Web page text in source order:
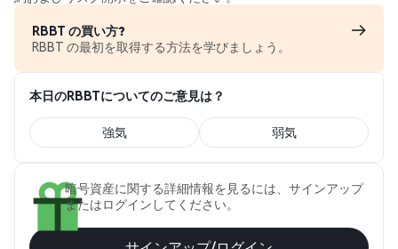
RBBT の買い方?
RBBT の最初を取得する方法を学びましょう。
本日のRBBTについてのご意見は？
強気 弱気
暗号資産に関する詳細情報を見るには、サインアップ
またはログインしてください。